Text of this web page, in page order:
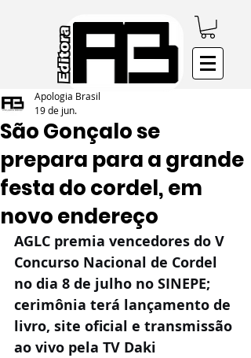
São Gonçalo se
prepara para a grande
festa do cordel, em
novo endereço
Apologia Brasil
19 de jun.
AGLC premia vencedores do V
Concurso Nacional de Cordel
no dia 8 de julho no SINEPE;
cerimônia terá lançamento de
livro, site oficial e transmissão
ao vivo pela TV Daki